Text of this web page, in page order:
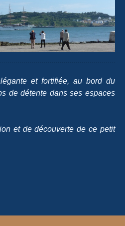
et fortifiée, au bord du
de détente dans ses espaces
et de découverte de ce petit